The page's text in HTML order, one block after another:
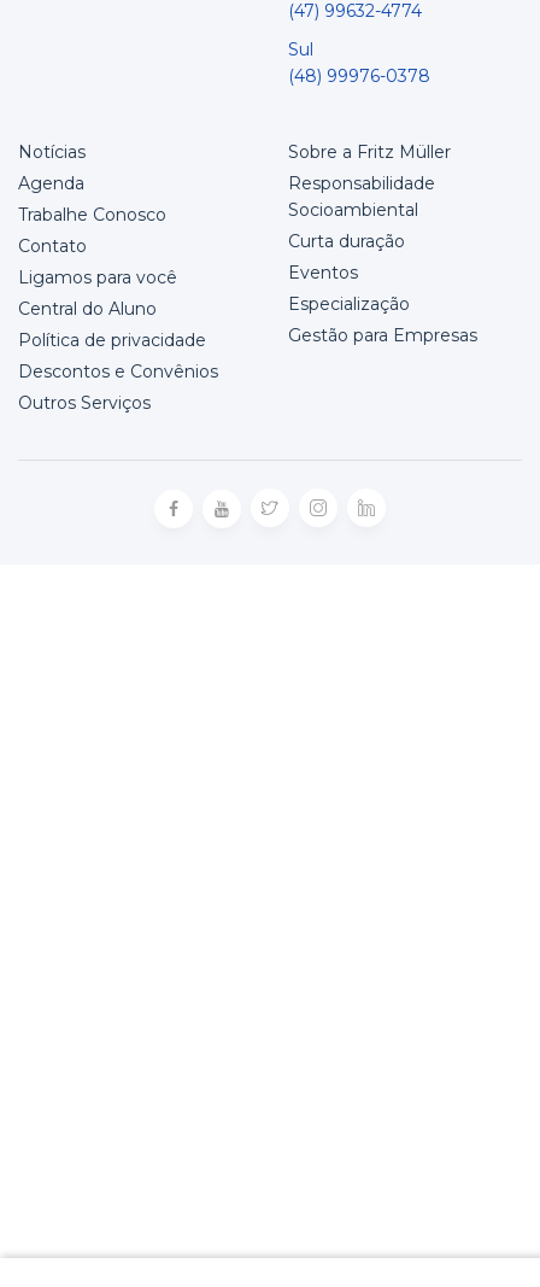
(47) 99632-4774
Sul
(48) 99976-0378
Notícias
Agenda
Trabalhe Conosco
Contato
Ligamos para você
Central do Aluno
Política de privacidade
Descontos e Convênios
Outros Serviços
Sobre a Fritz Müller
Responsabilidade
Socioambiental
Curta duração
Eventos
Especialização
Gestão para Empresas